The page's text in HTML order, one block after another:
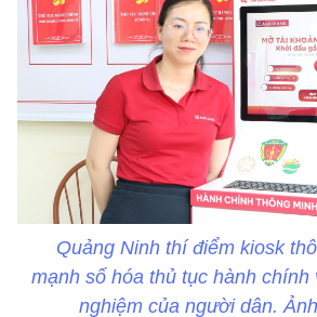
Quảng Ninh thí điểm kiosk
mạnh số hóa thủ tục hành chính
nghiệm của người dân.